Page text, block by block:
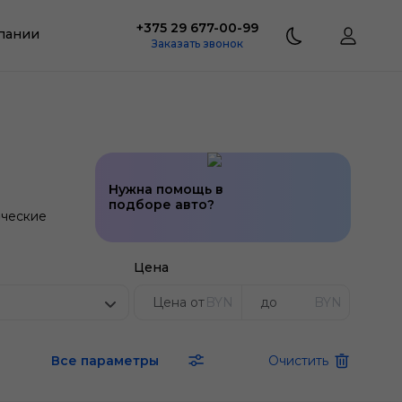
+375 29 677-00-99
Заказать звонок
Нужна помощь в
подборе авто?
Цена
BYN BYN
Все параметры Очистить